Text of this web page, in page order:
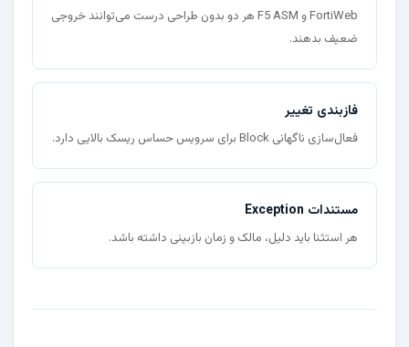
FortiWeb و F5 ASM هر دو بدون طراحی درست می‌توانند خروجی
ضعیف بدهند.
فازبندی تغییر
فعال‌سازی ناگهانی Block برای سرویس حساس ریسک بالایی دارد.
مستندات Exception
هر استثنا باید دلیل، مالک و زمان بازبینی داشته باشد.